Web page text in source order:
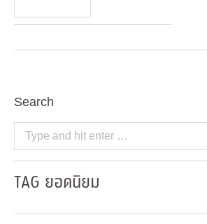
Search
Search:
TAG ยอดนิยม